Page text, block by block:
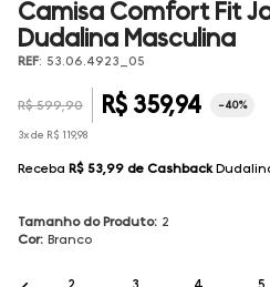
Camisa Comfort Fit
Dudalina Masculina
REF: 53.06.4923_05
R$ 599,90 R$ 359,94 -40%
3x de R$ 119,98
Receba R$ 53,99 de Cashback
Tamanho do Produto: 2
Cor: Branco